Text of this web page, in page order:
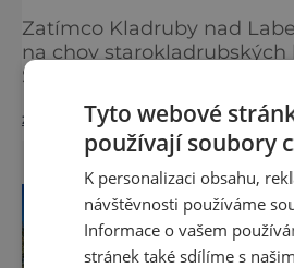
Zatímco Kladruby nad
na chov starokladrubských
Slatiňanech najdeme
stejného plemene. V hipologickém muzeu v
budově zámku se dozvíte
těchto koní, jsou tu
obrazy s koňskými motivy,
některé exponáty
vojenství, dopravě, honech
[caption
zobrazit více >>Tyto webové
používají soubory
K personalizaci obsahu,
návštěvnosti používáme
Informace o vašem
stránek také sdílíme s